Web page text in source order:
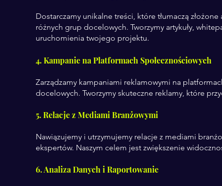
Dostarczamy unikalne treści, które tłumaczą
różnych grup docelowych. Tworzymy artykuły,
uruchomienia twojego projektu.
4. Kampanie na Platformach Społecznościowych
Zarządzamy kampaniami reklamowymi na
docelowych. Tworzymy skuteczne reklamy, które
5. Relacje z Mediami Branżowymi
Nawiązujemy i utrzymujemy relacje z mediami
ekspertów. Naszym celem jest zwiększenie
6. Analiza Danych i Raportowanie